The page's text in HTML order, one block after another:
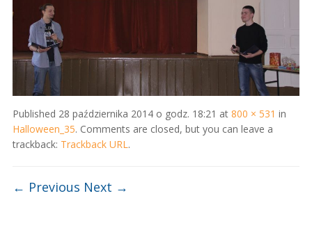
Published 28 października 2014 o godz. 18:21 at 800 × 531 in
Halloween_35. Comments are closed, but you can leave a
trackback: Trackback URL .
← Previous Next →